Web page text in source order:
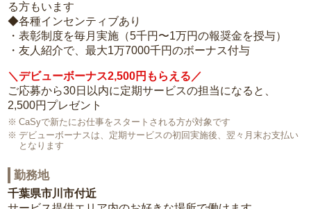
る方もいます
◆各種インセンティブあり
・表彰制度を毎月実施（5千円〜1万円の報奨金を授与）
・友人紹介で、最大1万7000千円のボーナス付与
＼デビューボーナス2,500円もらえる／
ご応募から30日以内に定期サービスの担当になると、
2,500円プレゼント
CaSyで新たにお仕事をスタートされる方が対象です
デビューボーナスは、定期サービスの初回実施後、翌々月末お支払い
となります
勤務地
千葉県市川市付近